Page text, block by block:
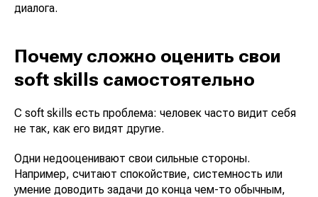
диалога.
Почему сложно оценить свои
soft skills самостоятельно
С soft skills есть проблема: человек часто видит себя
не так, как его видят другие.
Одни недооценивают свои сильные стороны.
Например, считают спокойствие, системность или
умение доводить задачи до конца чем-то обычным,